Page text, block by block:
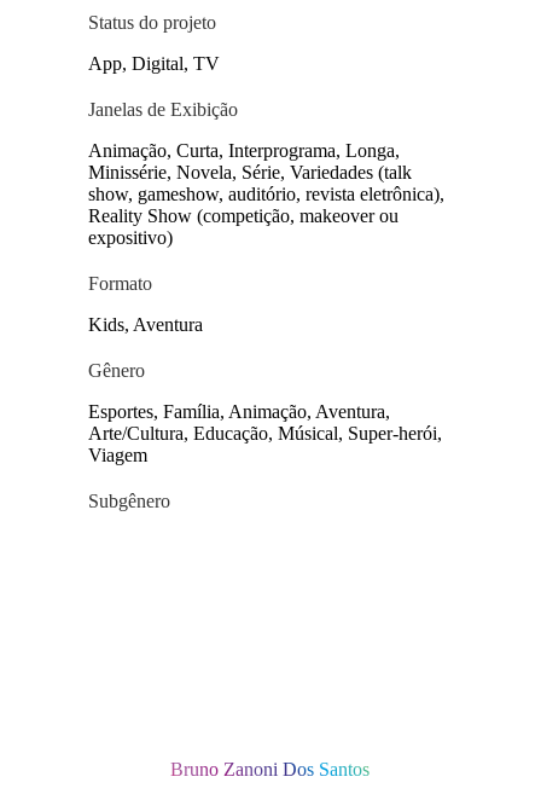
Status do projeto
App, Digital, TV
Janelas de Exibição
Animação, Curta, Interprograma, Longa,
Minissérie, Novela, Série, Variedades (talk
show, gameshow, auditório, revista eletrônica),
Reality Show (competição, makeover ou
expositivo)
Formato
Kids, Aventura
Gênero
Esportes, Família, Animação, Aventura,
Arte/Cultura, Educação, Músical, Super-herói,
Viagem
Subgênero
Bruno Zanoni Dos Santos